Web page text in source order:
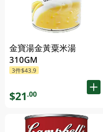
金寶湯金黃粟米湯
310GM
3件$43.9
$21.00